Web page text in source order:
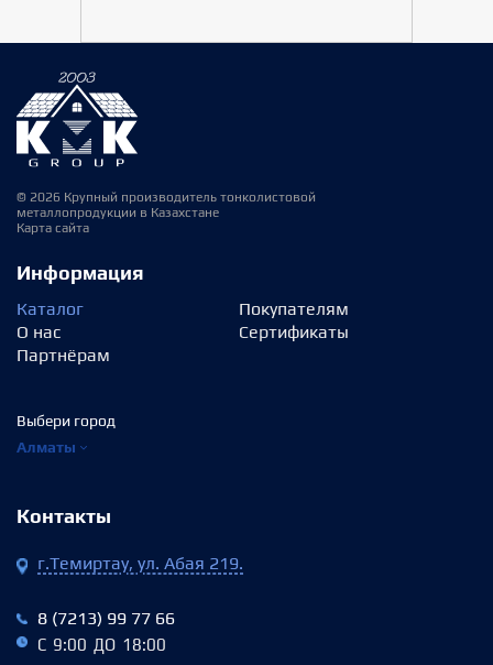
© 2026 Крупный производитель тонколистовой
металлопродукции в Казахстане
Карта сайта
Информация
Каталог
О нас
Партнёрам
Покупателям
Сертификаты
Выбери город
Алматы
Контакты
г.Темиртау, ул. Абая 219.
8 (7213) 99 77 66
С 9:00 ДО 18:00